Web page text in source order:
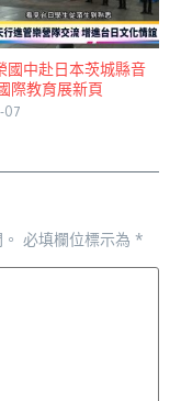
國中赴日本茨城縣音
際教育展新頁
07
必填欄位標示為 *